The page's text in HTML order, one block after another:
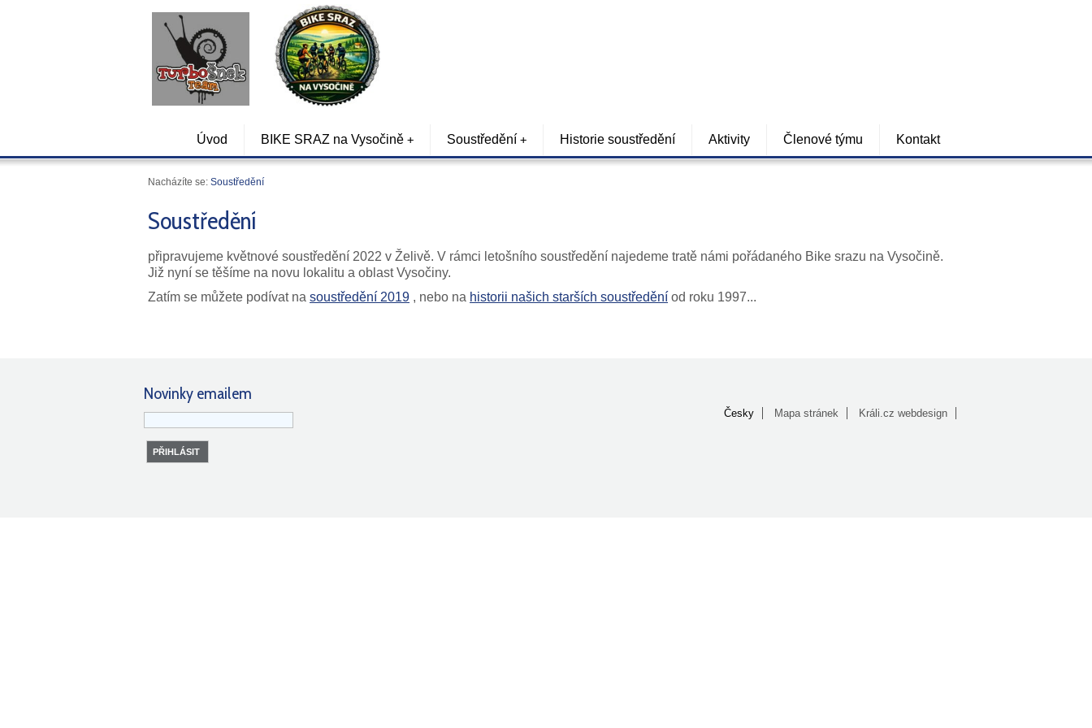
Úvod BIKE SRAZ na Vysočině Soustředění Historie soustředění Aktivity Členové týmu Kontakt
Nacházíte se:Soustředění
Soustředění
připravujeme květnové soustředění 2022 v Želivě. V rámci letošního soustředění najedeme tratě námi pořádaného Bike srazu na Vysočině.
Již nyní se těšíme na novu lokalitu a oblast Vysočiny.
Zatím se můžete podívat nasoustředění 2019 , nebo na historii našich starších soustředění od roku 1997...
Novinky emailem
Česky Mapa stránek Králi.cz webdesign